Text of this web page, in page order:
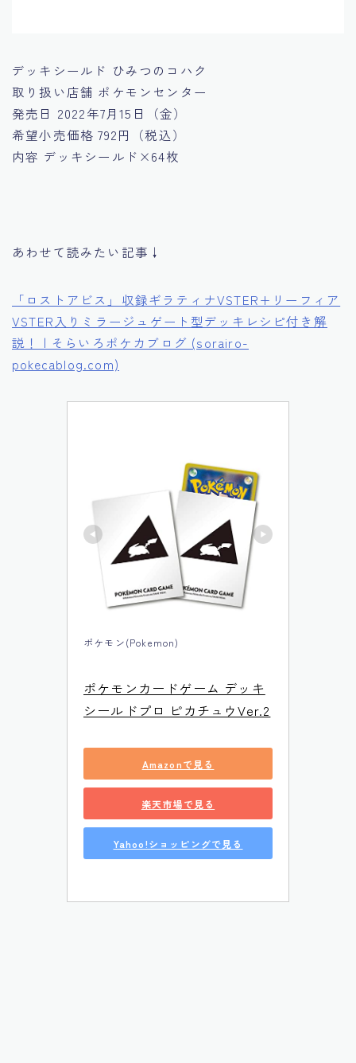
デッキシールド ひみつのコハク
取り扱い店舗 ポケモンセンター
発売日 2022年7月15日（金）
希望小売価格 792円（税込）
内容 デッキシールド×64枚
あわせて読みたい記事↓
「ロストアビス」収録ギラティナVSTER+リーフィア
VSTER入りミラージュゲート型デッキレシピ付き解
説！ | そらいろポケカブログ (sorairo-
pokecablog.com)
ポケモン(Pokemon)
ポケモンカードゲーム デッキ
シールドプロ ピカチュウVer.2
Amazonで見る
楽天市場で見る
Yahoo!ショッピングで見る